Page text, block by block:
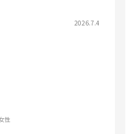
2026.7.4
性